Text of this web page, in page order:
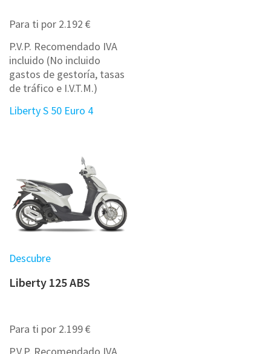
Para ti por 2.192 €
P.V.P. Recomendado IVA
incluido (No incluido
gastos de gestoría, tasas
de tráfico e I.V.T.M.)
Liberty S 50 Euro 4
Descubre
Liberty 125 ABS
Para ti por 2.199 €